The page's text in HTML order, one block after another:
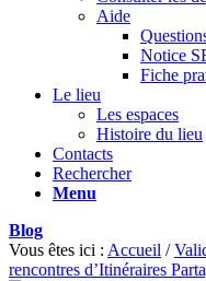
Aide
Notice
Fiche
Le lieu
Les espaces
Histoire du lieu
Contacts
Rechercher
Menu
Blog
Vous êtes ici : Accueil /
rencontres d’Itinéraires